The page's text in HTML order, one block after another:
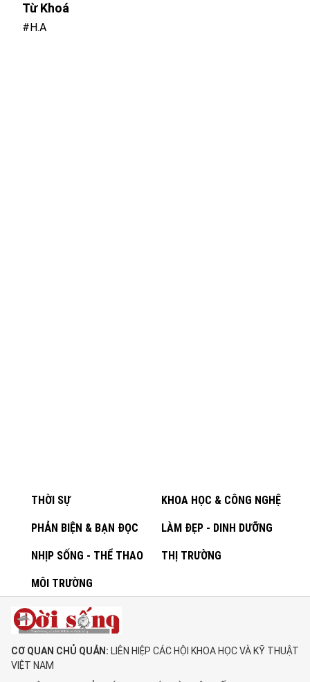
Từ Khoá
#H.A
THỜI SỰ KHOA HỌC & CÔNG NGHỆ
PHẢN BIỆN & BẠN ĐỌC LÀM ĐẸP - DINH DƯỠNG
NHỊP SỐNG - THỂ THAO THỊ TRƯỜNG
MÔI TRƯỜNG
CƠ QUAN CHỦ QUẢN: LIÊN HIỆP CÁC HỘI KHOA HỌC VÀ KỸ THUẬT
VIỆT NAM